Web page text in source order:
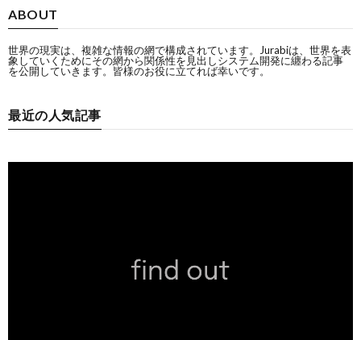
ABOUT
世界の現実は、複雑な情報の網で構成されています。Jurabiは、世界を表
象していくためにその網から関係性を見出しシステム開発に纏わる記事
を公開していきます。皆様のお役に立てれば幸いです。
最近の人気記事